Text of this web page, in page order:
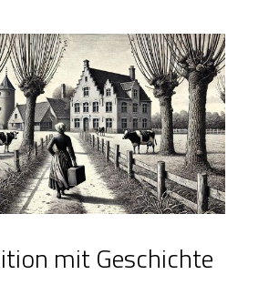
mit Geschichte